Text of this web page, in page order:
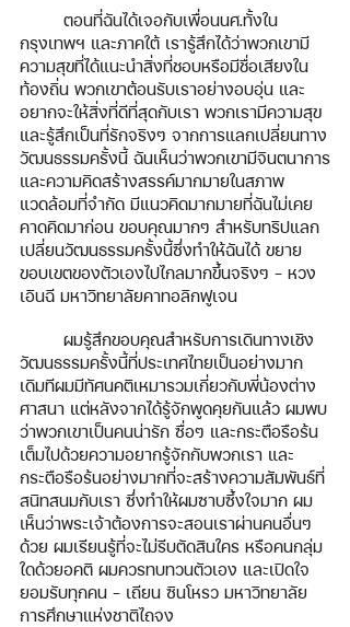
ตอนที่ฉันได้เจอกับเพื่อนนศ.ทั้งใน
กรุงเทพฯ และภาคใต้ เรารู้สึกได้ว่าพวกเขามี
ความสุขที่ได้แนะนำสิ่งที่ชอบหรือมีชื่อเสียงใน
ท้องถิ่น พวกเขาต้อนรับเราอย่างอบอุ่น และ
อยากจะให้สิ่งที่ดีที่สุดกับเรา พวกเรามีความสุข
และรู้สึกเป็นที่รักจริงๆ จากการแลกเปลี่ยนทาง
วัฒนธรรมครั้งนี้ ฉันเห็นว่าพวกเขามีจินตนาการ
และความคิดสร้างสรรค์มากมายในสภาพ
แวดล้อมที่จำกัด มีแนวคิดมากมายที่ฉันไม่เคย
คาดคิดมาก่อน ขอบคุณมากๆ สำหรับทริปแลก
เปลี่ยนวัฒนธรรมครั้งนี้ซึ่งทำให้ฉันได้ ขยาย
ขอบเขตของตัวเองไปไกลมากขึ้นจริงๆ – หวง
เอินฉี มหาวิทยาลัยคาทอลิกฟูเจน
ผมรู้สึกขอบคุณสำหรับการเดินทางเชิง
วัฒนธรรมครั้งนี้ที่ประเทศไทยเป็นอย่างมาก
เดิมทีผมมีทัศนคติเหมารวมเกี่ยวกับพี่น้องต่าง
ศาสนา แต่หลังจากได้รู้จักพูดคุยกันแล้ว ผมพบ
ว่าพวกเขาเป็นคนน่ารัก ซื่อๆ และกระตือรือร้น
เต็มไปด้วยความอยากรู้จักกับพวกเรา และ
กระตือรือร้นอย่างมากที่จะสร้างความสัมพันธ์ที่
สนิทสนมกับเรา ซึ่งทำให้ผมซาบซึ้งใจมาก ผม
เห็นว่าพระเจ้าต้องการจะสอนเราผ่านคนอื่นๆ
ด้วย ผมเรียนรู้ที่จะไม่รีบตัดสินใคร หรือคนกลุ่ม
ใดด้วยอคติ ผมควรทบทวนตัวเอง และเปิดใจ
ยอมรับทุกคน – เถียน ซินโหรว มหาวิทยาลัย
การศึกษาแห่งชาติไถจง